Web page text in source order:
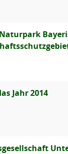
Jahr 2014